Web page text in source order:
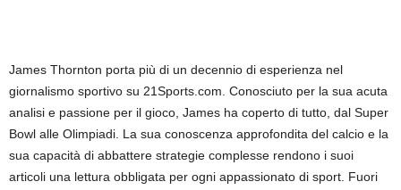
James Thornton porta più di un decennio di esperienza nel
giornalismo sportivo su 21Sports.com. Conosciuto per la sua acuta
analisi e passione per il gioco, James ha coperto di tutto, dal Super
Bowl alle Olimpiadi. La sua conoscenza approfondita del calcio e la
sua capacità di abbattere strategie complesse rendono i suoi
articoli una lettura obbligata per ogni appassionato di sport. Fuori